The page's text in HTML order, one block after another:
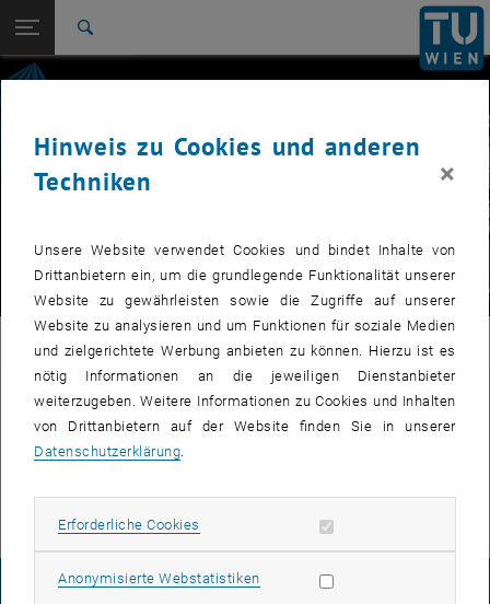
TU Login
Zur 1. Menü Ebene
E120-07 Forschungsbereich Photogrammetrie
OPALS
© TU Wien
PHOTO
OPALS
Dieser Inhalt ist nur in der englischen Version dieser Website
Hinweis zu Cookies und anderen
Techniken
×
Unsere Website verwendet Cookies und bindet Inhalte von
Drittanbietern ein, um die grundlegende Funktionalität unserer
Website zu gewährleisten sowie die Zugriffe auf unserer
Website zu analysieren und um Funktionen für soziale Medien
und zielgerichtete Werbung anbieten zu können. Hierzu ist es
nötig Informationen an die jeweiligen Dienstanbieter
weiterzugeben. Weitere Informationen zu Cookies und Inhalten
von Drittanbietern auf der Website finden Sie in unserer
Datenschutzerklärung.
Erforderliche Cookies Erforderliche Cookies zulassen
Anonymisierte WebstatistikenStatistik Cookies zulassen